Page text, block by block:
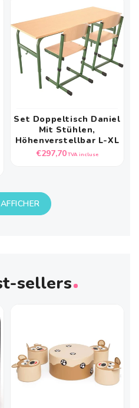
Set Doppeltisch Daniel
Mit Stühlen,
Höhenverstellbar L-XL
Prix
€297,70TVA incluse
sellers